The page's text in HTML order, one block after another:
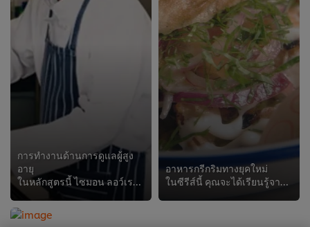
การทำงานด้านการดูแลผู้สูง
อายุ
ในหลักสูตรนี้ ไซมอน ลอว์เรนซ์ หัวหน้าฝ่ายการบริการอาหาร จะอธิบายทุกสิ่งที่คุณจำเป็นต้องรู้เกี่ยวกับการเป็นเชฟดูแลผู้สูงอายุ ผู้...
อาหารกรีกริมทางยุคใหม่
ในซีรีส์นี้ คุณจะได้เรียนรู้จากเชฟมิชลิน 2 ดาว จอร์เจียนา ฮีเลียดากิ และ นิคอส รุสซอส ถึงวิธีการปรุงซูฟลากีกรีกแบบดั้งเดิมในแบบ...
We use cookies (and similar techniques) to improve